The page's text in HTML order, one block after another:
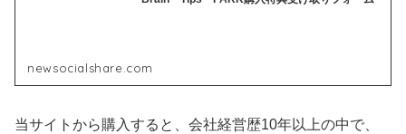
newsocialshare.com
当サイトから購入すると、会社経営歴10年以上の中で、